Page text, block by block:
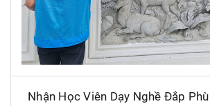
Nhận Học Viên Dạy Nghề Đắp